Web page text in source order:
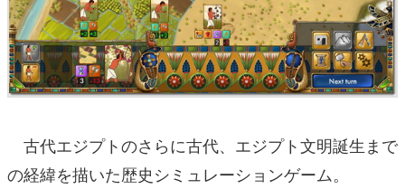
古代エジプトのさらに古代、エジプト文明誕生まで
の経緯を描いた歴史シミュレーションゲーム。